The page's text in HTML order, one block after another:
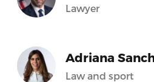
Lawyer
Adriana
Law and sport